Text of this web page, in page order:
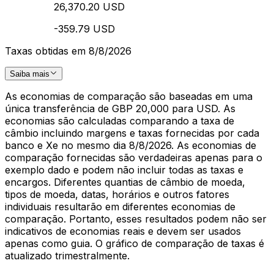
26,370.20 USD
-359.79 USD
Taxas obtidas em 8/8/2026
Saiba mais
As economias de comparação são baseadas em uma
única transferência de GBP 20,000 para USD. As
economias são calculadas comparando a taxa de
câmbio incluindo margens e taxas fornecidas por cada
banco e Xe no mesmo dia 8/8/2026. As economias de
comparação fornecidas são verdadeiras apenas para o
exemplo dado e podem não incluir todas as taxas e
encargos. Diferentes quantias de câmbio de moeda,
tipos de moeda, datas, horários e outros fatores
individuais resultarão em diferentes economias de
comparação. Portanto, esses resultados podem não ser
indicativos de economias reais e devem ser usados
apenas como guia. O gráfico de comparação de taxas é
atualizado trimestralmente.